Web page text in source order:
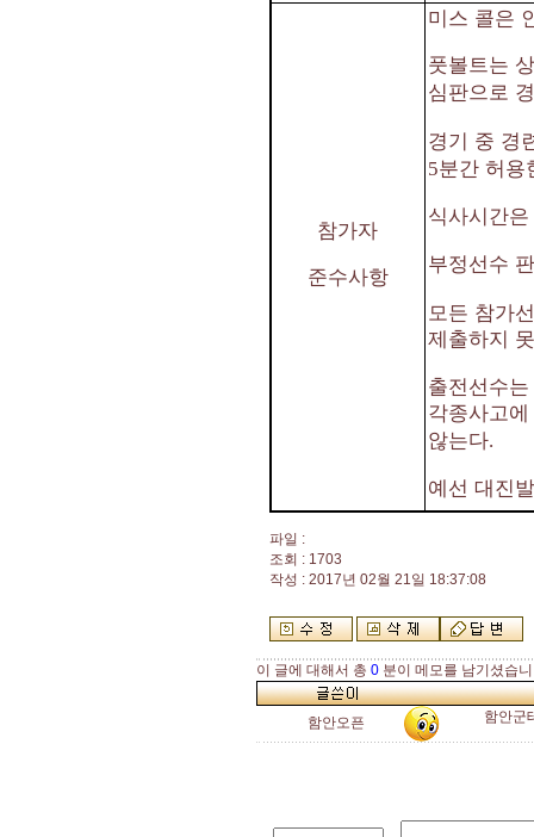
참가자
준수사항
미스 콜은
풋볼트는
심판으로
경기 중 경
5분간 허용
식사시간
부정선수
모든 참가
제출하지
출전선수
각종사고
않는다.
예선 대진
파일 :
조회 : 1703
작성 : 2017년 02월 21일 18:37:08
이 글에 대해서 총 0 분이 메모를 남기셨습
함안오픈 함안군